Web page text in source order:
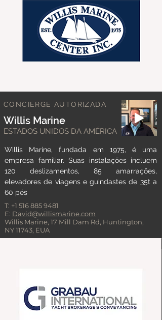
CONCIERGE AUTORIZADA
Willis Marine
ESTADOS UNIDOS DA AMÉRICA
Willis Marine, fundada em 1975, é uma
empresa familiar. Suas instalações incluem
120 deslizamentos, 85 amarrações,
elevadores de viagens e guindastes de 35t a
60 pés
T: +1 516 885 9481
E: David@willismarine.com
Willis Marine, 17 Mill Dam Rd, Huntington,
NY 11743, EUA